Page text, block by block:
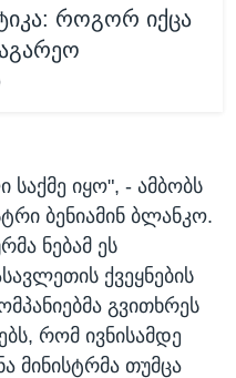
როგორ იქცა
იყო", - ამბობს
ბენიამინ ბლანკო.
ნებამ ეს
ქვეყნების
გვითხრეს
რომ ივნისამდე
მინისტრმა თუმცა